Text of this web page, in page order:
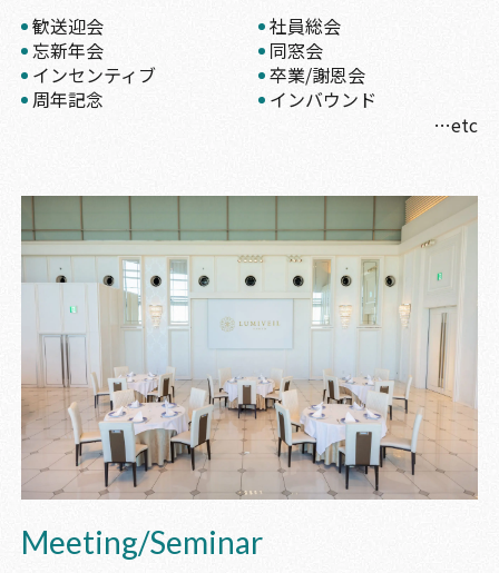
歓送迎会
社員総会
忘新年会
同窓会
インセンティブ
卒業/謝恩会
周年記念
インバウンド
Meeting/Seminar